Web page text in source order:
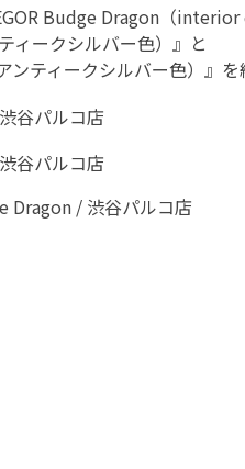
Budge Dragon（
ティークシルバー色）』と
アンティークシルバー色）』
Dragon / 渋谷パルコ店